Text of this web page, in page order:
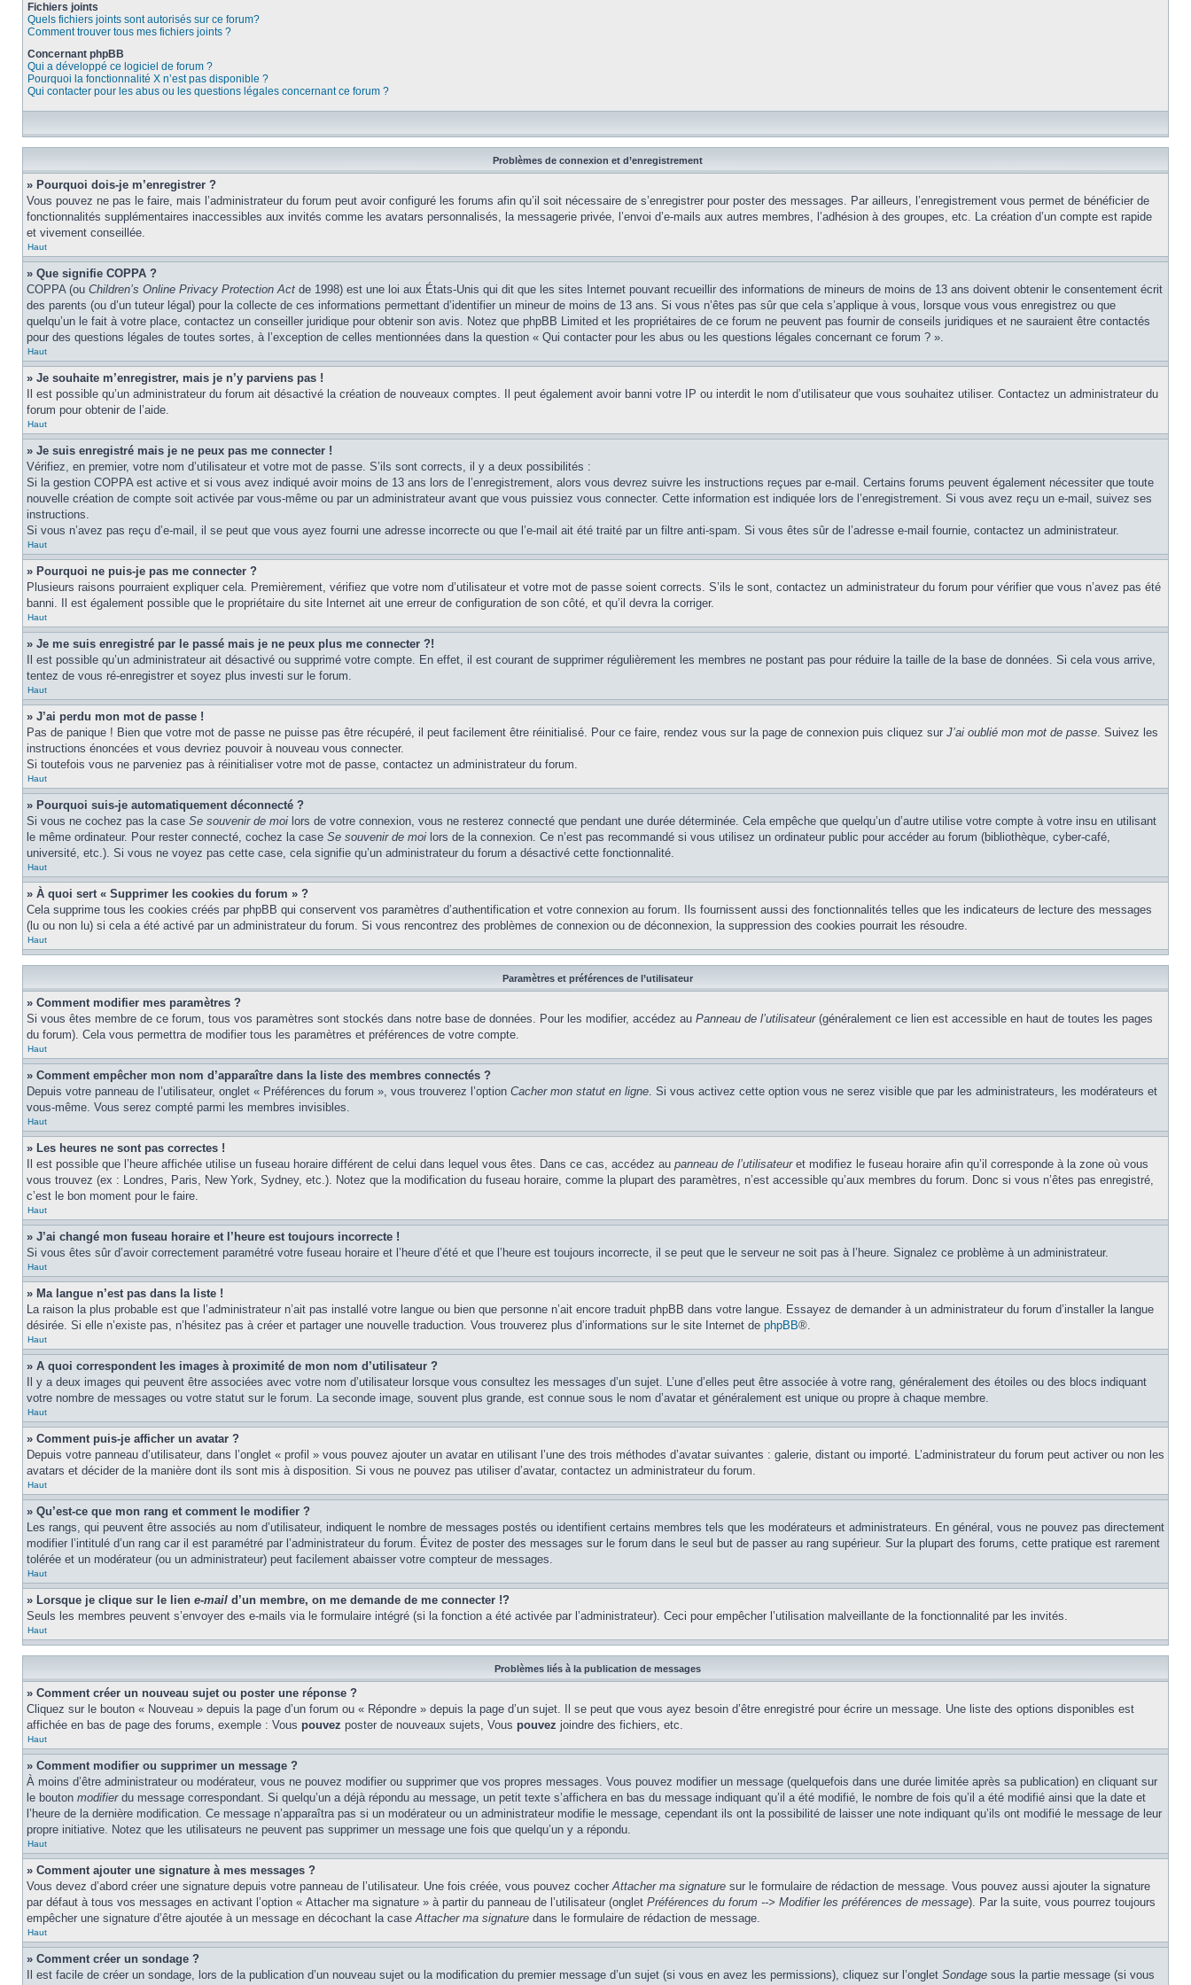
Fichiers joints
Quels fichiers joints sont autorisés sur ce forum?
Comment trouver tous mes fichiers joints ?
Concernant phpBB
Qui a développé ce logiciel de forum ?
Pourquoi la fonctionnalité X n’est pas disponible ?
Qui contacter pour les abus ou les questions légales concernant ce forum ?
Problèmes de connexion et d’enregistrement
» Pourquoi dois-je m’enregistrer ?
Vous pouvez ne pas le faire, mais l’administrateur du forum peut avoir configuré les forums afin qu’il soit nécessaire de s’enregistrer pour poster des messages. Par ailleurs, l’enregistrement vous permet de bénéficier de
fonctionnalités supplémentaires inaccessibles aux invités comme les avatars personnalisés, la messagerie privée, l’envoi d’e-mails aux autres membres, l’adhésion à des groupes, etc. La création d’un compte est rapide
et vivement conseillée.
Haut
» Que signifie COPPA ?
COPPA (ou Children’s Online Privacy Protection Act de 1998) est une loi aux États-Unis qui dit que les sites Internet pouvant recueillir des informations de mineurs de moins de 13 ans doivent obtenir le consentement écrit
des parents (ou d’un tuteur légal) pour la collecte de ces informations permettant d’identifier un mineur de moins de 13 ans. Si vous n’êtes pas sûr que cela s’applique à vous, lorsque vous vous enregistrez ou que
quelqu’un le fait à votre place, contactez un conseiller juridique pour obtenir son avis. Notez que phpBB Limited et les propriétaires de ce forum ne peuvent pas fournir de conseils juridiques et ne sauraient être contactés
pour des questions légales de toutes sortes, à l’exception de celles mentionnées dans la question « Qui contacter pour les abus ou les questions légales concernant ce forum ? ».
Haut
» Je souhaite m’enregistrer, mais je n’y parviens pas !
Il est possible qu’un administrateur du forum ait désactivé la création de nouveaux comptes. Il peut également avoir banni votre IP ou interdit le nom d’utilisateur que vous souhaitez utiliser. Contactez un administrateur du
forum pour obtenir de l’aide.
Haut
» Je suis enregistré mais je ne peux pas me connecter !
Vérifiez, en premier, votre nom d’utilisateur et votre mot de passe. S’ils sont corrects, il y a deux possibilités :
Si la gestion COPPA est active et si vous avez indiqué avoir moins de 13 ans lors de l’enregistrement, alors vous devrez suivre les instructions reçues par e-mail. Certains forums peuvent également nécessiter que toute
nouvelle création de compte soit activée par vous-même ou par un administrateur avant que vous puissiez vous connecter. Cette information est indiquée lors de l’enregistrement. Si vous avez reçu un e-mail, suivez ses
instructions.
Si vous n’avez pas reçu d’e-mail, il se peut que vous ayez fourni une adresse incorrecte ou que l’e-mail ait été traité par un filtre anti-spam. Si vous êtes sûr de l’adresse e-mail fournie, contactez un administrateur.
Haut
» Pourquoi ne puis-je pas me connecter ?
Plusieurs raisons pourraient expliquer cela. Premièrement, vérifiez que votre nom d’utilisateur et votre mot de passe soient corrects. S’ils le sont, contactez un administrateur du forum pour vérifier que vous n’avez pas été
banni. Il est également possible que le propriétaire du site Internet ait une erreur de configuration de son côté, et qu’il devra la corriger.
Haut
» Je me suis enregistré par le passé mais je ne peux plus me connecter ?!
Il est possible qu’un administrateur ait désactivé ou supprimé votre compte. En effet, il est courant de supprimer régulièrement les membres ne postant pas pour réduire la taille de la base de données. Si cela vous arrive,
tentez de vous ré-enregistrer et soyez plus investi sur le forum.
Haut
» J’ai perdu mon mot de passe !
Pas de panique ! Bien que votre mot de passe ne puisse pas être récupéré, il peut facilement être réinitialisé. Pour ce faire, rendez vous sur la page de connexion puis cliquez sur J’ai oublié mon mot de passe. Suivez les
instructions énoncées et vous devriez pouvoir à nouveau vous connecter.
Si toutefois vous ne parveniez pas à réinitialiser votre mot de passe, contactez un administrateur du forum.
Haut
» Pourquoi suis-je automatiquement déconnecté ?
Si vous ne cochez pas la case Se souvenir de moi lors de votre connexion, vous ne resterez connecté que pendant une durée déterminée. Cela empêche que quelqu’un d’autre utilise votre compte à votre insu en utilisant
le même ordinateur. Pour rester connecté, cochez la case Se souvenir de moi lors de la connexion. Ce n’est pas recommandé si vous utilisez un ordinateur public pour accéder au forum (bibliothèque, cyber-café,
université, etc.). Si vous ne voyez pas cette case, cela signifie qu’un administrateur du forum a désactivé cette fonctionnalité.
Haut
» À quoi sert « Supprimer les cookies du forum » ?
Cela supprime tous les cookies créés par phpBB qui conservent vos paramètres d’authentification et votre connexion au forum. Ils fournissent aussi des fonctionnalités telles que les indicateurs de lecture des messages
(lu ou non lu) si cela a été activé par un administrateur du forum. Si vous rencontrez des problèmes de connexion ou de déconnexion, la suppression des cookies pourrait les résoudre.
Haut
Paramètres et préférences de l’utilisateur
» Comment modifier mes paramètres ?
Si vous êtes membre de ce forum, tous vos paramètres sont stockés dans notre base de données. Pour les modifier, accédez au Panneau de l’utilisateur(généralement ce lien est accessible en haut de toutes les pages
du forum). Cela vous permettra de modifier tous les paramètres et préférences de votre compte.
Haut
» Comment empêcher mon nom d’apparaître dans la liste des membres connectés ?
Depuis votre panneau de l’utilisateur, onglet « Préférences du forum », vous trouverez l’option Cacher mon statut en ligne. Si vous activez cette option vous ne serez visible que par les administrateurs, les modérateurs et
vous-même. Vous serez compté parmi les membres invisibles.
Haut
» Les heures ne sont pas correctes !
Il est possible que l’heure affichée utilise un fuseau horaire différent de celui dans lequel vous êtes. Dans ce cas, accédez au panneau de l’utilisateuret modifiez le fuseau horaire afin qu’il corresponde à la zone où vous
vous trouvez (ex : Londres, Paris, New York, Sydney, etc.). Notez que la modification du fuseau horaire, comme la plupart des paramètres, n’est accessible qu’aux membres du forum. Donc si vous n’êtes pas enregistré,
c’est le bon moment pour le faire.
Haut
» J’ai changé mon fuseau horaire et l’heure est toujours incorrecte !
Si vous êtes sûr d’avoir correctement paramétré votre fuseau horaire et l’heure d’été et que l’heure est toujours incorrecte, il se peut que le serveur ne soit pas à l’heure. Signalez ce problème à un administrateur.
Haut
» Ma langue n’est pas dans la liste !
La raison la plus probable est que l’administrateur n’ait pas installé votre langue ou bien que personne n’ait encore traduit phpBB dans votre langue. Essayez de demander à un administrateur du forum d’installer la langue
désirée. Si elle n’existe pas, n’hésitez pas à créer et partager une nouvelle traduction. Vous trouverez plus d’informations sur le site Internet de phpBB®.
Haut
» A quoi correspondent les images à proximité de mon nom d’utilisateur ?
Il y a deux images qui peuvent être associées avec votre nom d’utilisateur lorsque vous consultez les messages d’un sujet. L’une d’elles peut être associée à votre rang, généralement des étoiles ou des blocs indiquant
votre nombre de messages ou votre statut sur le forum. La seconde image, souvent plus grande, est connue sous le nom d’avatar et généralement est unique ou propre à chaque membre.
Haut
» Comment puis-je afficher un avatar ?
Depuis votre panneau d’utilisateur, dans l’onglet « profil » vous pouvez ajouter un avatar en utilisant l’une des trois méthodes d’avatar suivantes : galerie, distant ou importé. L’administrateur du forum peut activer ou non les
avatars et décider de la manière dont ils sont mis à disposition. Si vous ne pouvez pas utiliser d’avatar, contactez un administrateur du forum.
Haut
» Qu’est-ce que mon rang et comment le modifier ?
Les rangs, qui peuvent être associés au nom d’utilisateur, indiquent le nombre de messages postés ou identifient certains membres tels que les modérateurs et administrateurs. En général, vous ne pouvez pas directement
modifier l’intitulé d’un rang car il est paramétré par l’administrateur du forum. Évitez de poster des messages sur le forum dans le seul but de passer au rang supérieur. Sur la plupart des forums, cette pratique est rarement
tolérée et un modérateur (ou un administrateur) peut facilement abaisser votre compteur de messages.
Haut
» Lorsque je clique sur le lien e-mail d’un membre, on me demande de me connecter !?
Seuls les membres peuvent s’envoyer des e-mails via le formulaire intégré (si la fonction a été activée par l’administrateur). Ceci pour empêcher l’utilisation malveillante de la fonctionnalité par les invités.
Haut
Problèmes liés à la publication de messages
» Comment créer un nouveau sujet ou poster une réponse ?
Cliquez sur le bouton « Nouveau » depuis la page d’un forum ou « Répondre » depuis la page d’un sujet. Il se peut que vous ayez besoin d’être enregistré pour écrire un message. Une liste des options disponibles est
affichée en bas de page des forums, exemple : Vous pouvez poster de nouveaux sujets, Vous pouvez joindre des fichiers, etc.
Haut
» Comment modifier ou supprimer un message ?
À moins d’être administrateur ou modérateur, vous ne pouvez modifier ou supprimer que vos propres messages. Vous pouvez modifier un message (quelquefois dans une durée limitée après sa publication) en cliquant sur
le bouton modifierdu message correspondant. Si quelqu’un a déjà répondu au message, un petit texte s’affichera en bas du message indiquant qu’il a été modifié, le nombre de fois qu’il a été modifié ainsi que la date et
l’heure de la dernière modification. Ce message n’apparaîtra pas si un modérateur ou un administrateur modifie le message, cependant ils ont la possibilité de laisser une note indiquant qu’ils ont modifié le message de leur
propre initiative. Notez que les utilisateurs ne peuvent pas supprimer un message une fois que quelqu’un y a répondu.
Haut
» Comment ajouter une signature à mes messages ?
Vous devez d’abord créer une signature depuis votre panneau de l’utilisateur. Une fois créée, vous pouvez cocherAttacher ma signature sur le formulaire de rédaction de message. Vous pouvez aussi ajouter la signature
par défaut à tous vos messages en activant l’option « Attacher ma signature » à partir du panneau de l’utilisateur (onglet Préférences du forum --> Modifier les préférences de message). Par la suite, vous pourrez toujours
empêcher une signature d’être ajoutée à un message en décochant la caseAttacher ma signature dans le formulaire de rédaction de message.
Haut
» Comment créer un sondage ?
Il est facile de créer un sondage, lors de la publication d’un nouveau sujet ou la modification du premier message d’un sujet (si vous en avez les permissions), cliquez sur l’onglet Sondage sous la partie message (si vous